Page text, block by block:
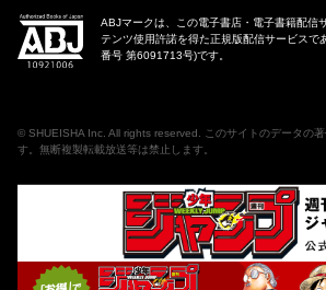
ABJマークは、この電子書店・電子書籍配信
テンツ使用許諾を得た正規版配信サービスで
番号 第6091713号)です。
© SHUEISHA Inc. All rights reserved. このサイトのデータの
す。無断複製転載放送等は禁止します。